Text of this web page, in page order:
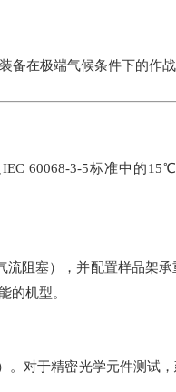
备在极端气候条件下的作战
60068-3-5标准中的
阻塞），并配置样品架
的机型。
对于精密光学元件测试